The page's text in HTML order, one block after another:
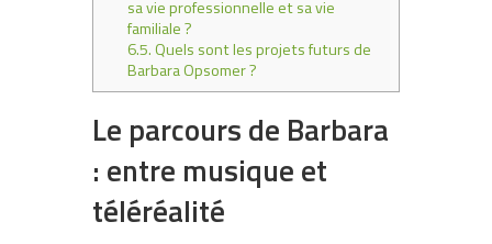
sa vie professionnelle et sa vie
familiale ?
6.5.Quels sont les projets futurs de
Barbara Opsomer ?
Le parcours de Barbara
: entre musique et
téléréalité